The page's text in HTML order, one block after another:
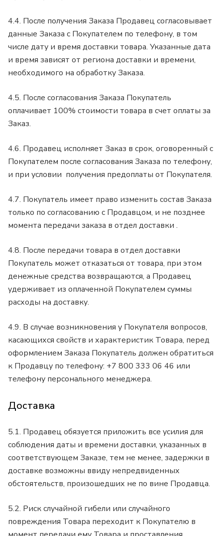
4.4. После получения Заказа Продавец согласовывает
данные Заказа с Покупателем по телефону, в том
числе дату и время доставки товара. Указанные дата
и время зависят от региона доставки и времени,
необходимого на обработку Заказа.
4.5. После согласования Заказа Покупатель
оплачивает 100% стоимости товара в счет оплаты за
Заказ.
4.6. Продавец исполняет Заказ в срок, оговоренный с
Покупателем после согласования Заказа по телефону,
и при условии получения предоплаты от Покупателя.
4.7. Покупатель имеет право изменить состав Заказа
только по согласованию с Продавцом, и не позднее
момента передачи заказа в отдел доставки .
4.8. После передачи товара в отдел доставки
Покупатель может отказаться от товара, при этом
денежные средства возвращаются, а Продавец
удерживает из оплаченной Покупателем суммы
расходы на доставку.
4.9. В случае возникновения у Покупателя вопросов,
касающихся свойств и характеристик Товара, перед
оформлением Заказа Покупатель должен обратиться
к Продавцу по телефону: +7 800 333 06 46 или
телефону персонального менеджера.
Доставка
5.1. Продавец обязуется приложить все усилия для
соблюдения даты и времени доставки, указанных в
соответствующем Заказе, тем не менее, задержки в
доставке возможны ввиду непредвиденных
обстоятельств, произошедших не по вине Продавца.
5.2. Риск случайной гибели или случайного
повреждения Товара переходит к Покупателю в